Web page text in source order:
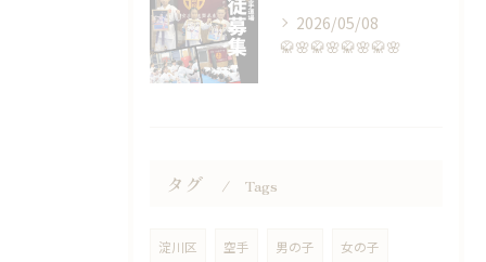
2026/05/08
🥋🌸🥋🌸🥋🌸🥋🌸
タグ Tags
淀川区 空手 男の子 女の子